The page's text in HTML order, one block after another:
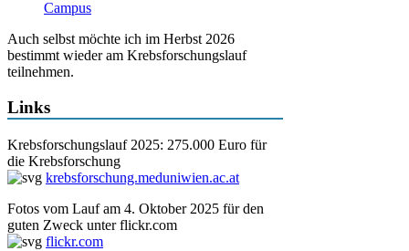
Auch selbst möchte ich im Herbst 2026
bestimmt wieder am Krebsforschungslauf
teilnehmen.
Links
Krebsforschungslauf 2025: 275.000 Euro für
die Krebsforschung
krebsforschung.meduniwien.ac.at
Fotos vom Lauf am 4. Oktober 2025 für den
guten Zweck unter flickr.com
flickr.com